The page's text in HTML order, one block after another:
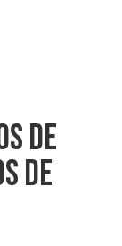
DE
DE